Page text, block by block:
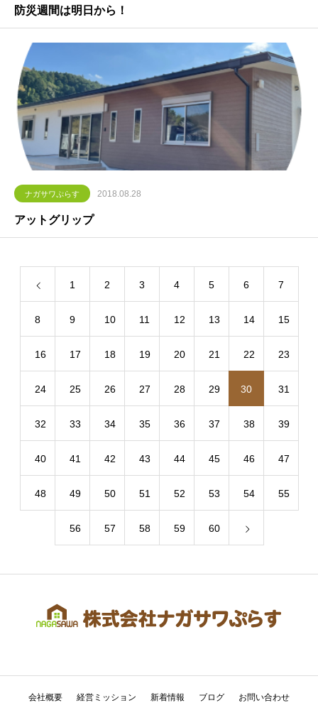
防災週間は明日から！
ナガサワぷらす 2018.08.28
アットグリップ
1 2 3 4 5 6 7
8 9 10 11 12 13 14 15
16 17 18 19 20 21 22 23
24 25 26 27 28 29 30 31
32 33 34 35 36 37 38 39
40 41 42 43 44 45 46 47
48 49 50 51 52 53 54 55
56 57 58 59 60
会社概要 経営ミッション 新着情報 ブログ お問い合わせ